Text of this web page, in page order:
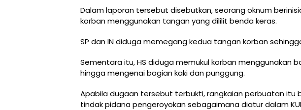
Dalam laporan tersebut disebutkan, seorang oknum
korban menggunakan tangan yang dililit benda keras.
SP dan IN diduga memegang kedua tangan korban
Sementara itu, HS diduga memukul korban menggunakan
hingga mengenai bagian kaki dan punggung.
Apabila dugaan tersebut terbukti, rangkaian perbuatan itu
tindak pidana pengeroyokan sebagaimana diatur dalam